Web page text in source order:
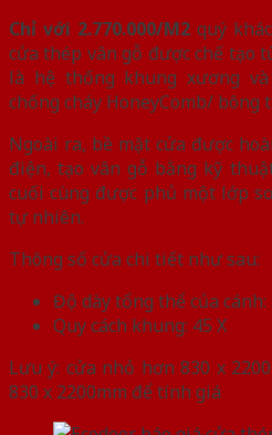
Chỉ với 2.770.000/M2quý
cửa thép vân gỗ được chế tạo
là hệ thống khung xương
chống cháy HoneyComb/ bông
Ngoài ra, bề mặt cửa được
điện, tạo vân gỗ bằng kỹ
cuối cùng được phủ một lớp
tự nhiên.
Thông số cửa chi tiết như sau:
Độ dày tổng thể của cánh:
Quy cách khung: 45 X
Lưu ý: cửa nhỏ hơn 830 x
830 x 2200mm để tính giá